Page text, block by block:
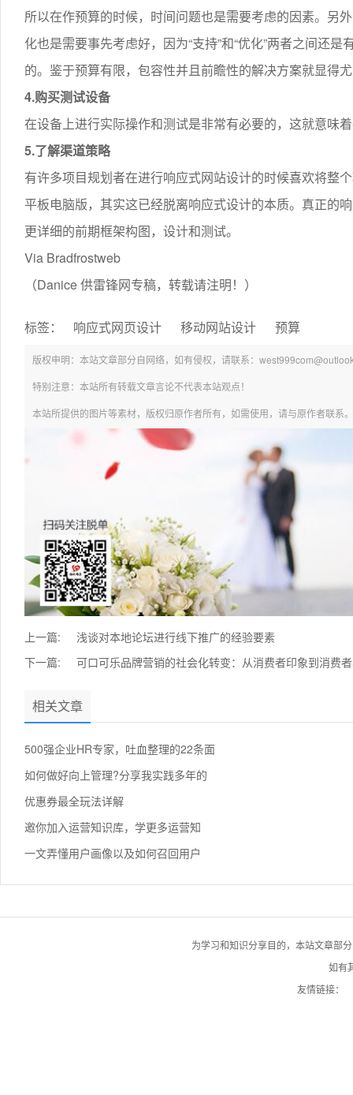
所以在作预算的时候，时间问题也是需要考虑的因素。另
化也是需要事先考虑好，因为“支持”和“优化”两者之间还
的。鉴于预算有限，包容性并且前瞻性的解决方案就显得
4.购买测试设备
在设备上进行实际操作和测试是非常有必要的，这就意味
5.了解渠道策略
有许多项目规划者在进行响应式网站设计的时候喜欢将整
平板电脑版，其实这已经脱离响应式设计的本质。真正的
更详细的前期框架构图，设计和测试。
Via Bradfrostweb
（Danice 供雷锋网专稿，转载请注明！）
标签： 响应式网页设计 移动网站设计 预算
版权申明：本站文章部分自网络，如有侵权，请联系：
特别注意：本站所有转载文章言论不代表本站观点！
本站所提供的图片等素材，版权归原作者所有，如需使用，请与原作者联系。
上一篇:
浅谈对本地论坛进行线下推广的经验要素
下一篇:
可口可乐品牌营销的社会化转变：从消费者印象到消费
相关文章
500强企业HR专家，吐血整理的22条面
如何做好向上管理?分享我实践多年的
优惠券最全玩法详解
邀你加入运营知识库，学更多运营知
一文弄懂用户画像以及如何召回用户
为学习和知识分享目的，本站文章部
如有
友情链接：